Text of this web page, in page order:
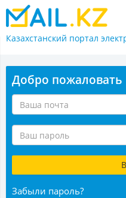
Казахстанский портал
Добро пожаловать
Забыли пароль?